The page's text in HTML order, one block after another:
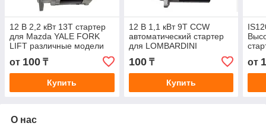
12 В 2,2 кВт 13T стартер
для Mazda YALE FORK
LIFT различные модели
M3T66572 M3T66572
Lester 18170
от 100 ₸
Купить
12 В 1,1 кВт 9T CCW
автоматический стартер
для LOMBARDINI
RUGGERINI Различные
модели 0001107058
100₸
Купить
от
О нас